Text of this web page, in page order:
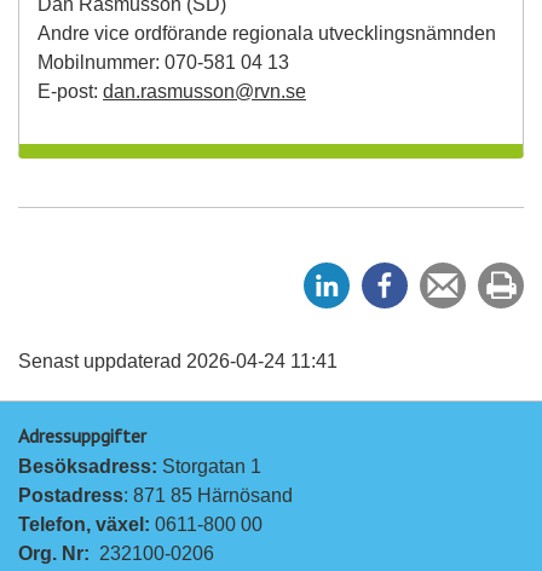
Dan Rasmusson (SD)
Andre vice ordförande regionala utvecklingsnämnden
Mobilnummer: 070-581 04 13
E-post: dan.rasmusson@rvn.se
e
e
Tipsa
en
ut
Senast uppdaterad 2026-04-24 11:41
Adressuppgifter
Besöksadress: Storgatan 1
Postadress: 871 85 Härnösand
Telefon, växel: 0611-800 00
Org. Nr: 232100-0206